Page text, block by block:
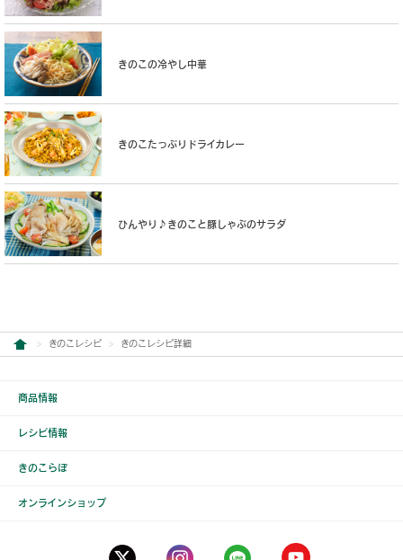
きのこの冷やし中華
きのこたっぷりドライカレー
ひんやり♪きのこと豚しゃぶのサラダ
きのこレシピ きのこレシピ詳細
商品情報
レシピ情報
きのこらぼ
オンラインショップ